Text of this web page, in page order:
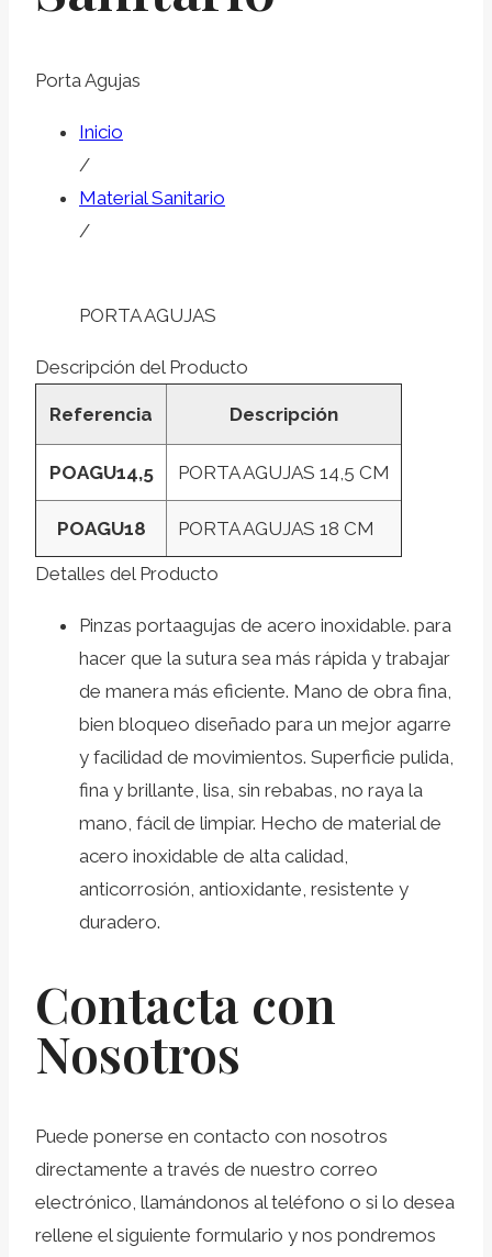
Porta Agujas
Inicio
/
Material Sanitario
/
PORTA AGUJAS
Descripción del Producto
Referencia Descripción
POAGU14,5 PORTA AGUJAS 14,5 CM
POAGU18 PORTA AGUJAS 18 CM
Detalles del Producto
Pinzas portaagujas de acero inoxidable. para
hacer que la sutura sea más rápida y trabajar
de manera más eficiente. Mano de obra fina,
bien bloqueo diseñado para un mejor agarre
y facilidad de movimientos. Superficie pulida,
fina y brillante, lisa, sin rebabas, no raya la
mano, fácil de limpiar. Hecho de material de
acero inoxidable de alta calidad,
anticorrosión, antioxidante, resistente y
duradero.
Contacta con
Nosotros
Puede ponerse en contacto con nosotros
directamente a través de nuestro correo
electrónico, llamándonos al teléfono o si lo desea
rellene el siguiente formulario y nos pondremos